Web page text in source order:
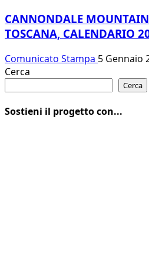
CANNONDALE
TOSCANA, CALENDARIO
Comunicato Stampa 5 Gennaio
Cerca
Cerca
Sostieni il progetto con...